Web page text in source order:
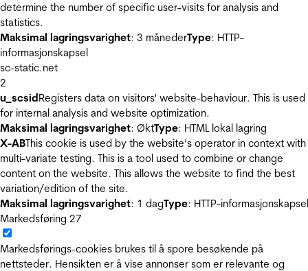
determine the number of specific user-visits for analysis and
statistics.
Maksimal lagringsvarighet: 3 månederType: HTTP-
informasjonskapsel
sc-static.net
2
u_scsidRegisters data on visitors' website-behaviour. This is used
for internal analysis and website optimization.
Maksimal lagringsvarighet: ØktType: HTML lokal lagring
X-ABThis cookie is used by the website’s operator in context with
multi-variate testing. This is a tool used to combine or change
content on the website. This allows the website to find the best
variation/edition of the site.
Maksimal lagringsvarighet: 1 dagType: HTTP-informasjonskapsel
Markedsføring 27
Markedsførings-cookies brukes til å spore besøkende på
nettsteder. Hensikten er å vise annonser som er relevante og